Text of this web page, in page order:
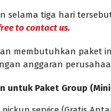
selama tiga hari
to contact us.
membutuhkan paket
anggaran
untuk Paket Group